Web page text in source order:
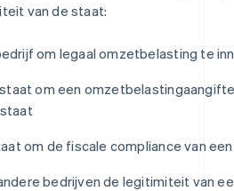
van de staat:
om legaal omzetbelasting te
om een
om de fiscale compliance van
bedrijven de legitimiteit van